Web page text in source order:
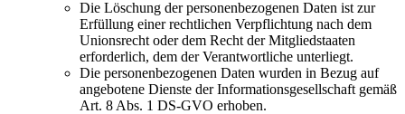
Die Löschung der personenbezogenen Daten ist zur
Erfüllung einer rechtlichen Verpflichtung nach dem
Unionsrecht oder dem Recht der Mitgliedstaaten
erforderlich, dem der Verantwortliche unterliegt.
Die personenbezogenen Daten wurden in Bezug auf
angebotene Dienste der Informationsgesellschaft gemäß
Art. 8 Abs. 1 DS-GVO erhoben.